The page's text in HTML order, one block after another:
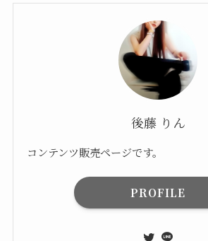
後藤 りん
コンテンツ販売ページです。
PROFILE